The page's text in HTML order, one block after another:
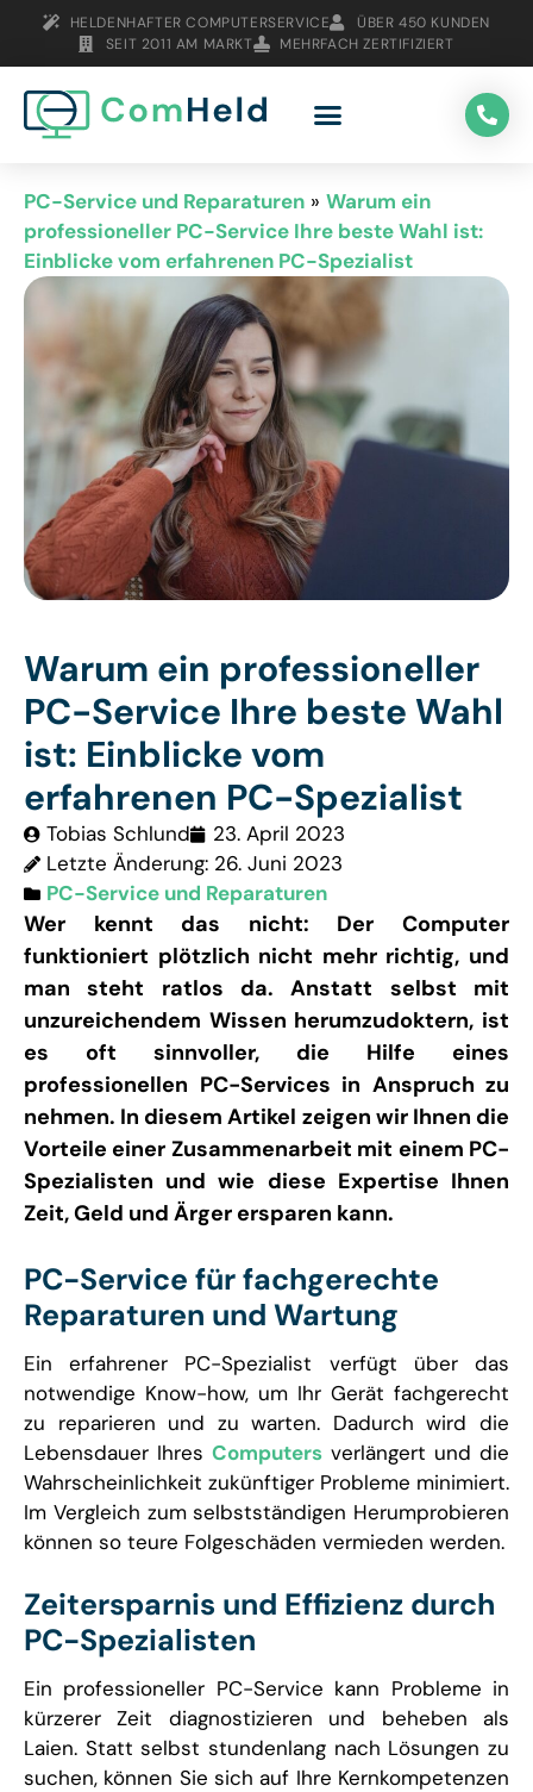
HELDENHAFTER COMPUTERSERVICE
ÜBER 450 KUNDEN
SEIT 2011 AM MARKT
MEHRFACH ZERTIFIZIERT
PC-Service und Reparaturen » Warum ein
professioneller PC-Service Ihre beste Wahl ist:
Einblicke vom erfahrenen PC-Spezialist
Warum ein professioneller
PC-Service Ihre beste Wahl
ist: Einblicke vom
erfahrenen PC-Spezialist
Tobias Schlund
23. April 2023
Letzte Änderung: 26. Juni 2023
PC-Service und Reparaturen
Wer kennt das nicht: Der Computer
funktioniert plötzlich nicht mehr richtig, und
man steht ratlos da. Anstatt selbst mit
unzureichendem Wissen herumzudoktern, ist
es oft sinnvoller, die Hilfe eines
professionellen PC-Services in Anspruch zu
nehmen. In diesem Artikel zeigen wir Ihnen die
Vorteile einer Zusammenarbeit mit einem PC-
Spezialisten und wie diese Expertise Ihnen
Zeit, Geld und Ärger ersparen kann.
PC-Service für fachgerechte
Reparaturen und Wartung
Ein erfahrener PC-Spezialist verfügt über das
notwendige Know-how, um Ihr Gerät fachgerecht
zu reparieren und zu warten. Dadurch wird die
Lebensdauer Ihres Computers verlängert und die
Wahrscheinlichkeit zukünftiger Probleme minimiert.
Im Vergleich zum selbstständigen Herumprobieren
können so teure Folgeschäden vermieden werden.
Zeitersparnis und Effizienz durch
PC-Spezialisten
Ein professioneller PC-Service kann Probleme in
kürzerer Zeit diagnostizieren und beheben als
Laien. Statt selbst stundenlang nach Lösungen zu
suchen, können Sie sich auf Ihre Kernkompetenzen